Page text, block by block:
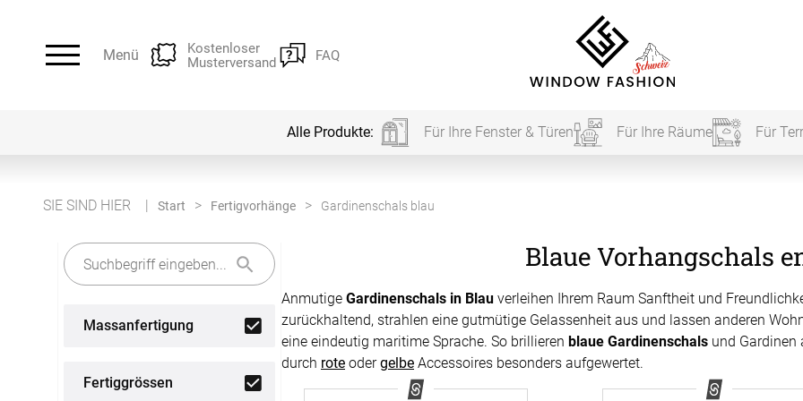
Menü
Kostenloser
Musterversand
FAQ
Für Ihre Fenster & Türen
Plissee
Alle Plissees
Fertiggrössen
Rollo
Alle Rollos
Dachfenster Rollo
Alle Lamellen
Massanfertigung
Zubehör
Jalousien
Scheibengardinen
Alle Produkte: Für Ihre Fenster & Türen Für Ihre Räume Für
SIE SIND HIER Start Fertigvorhänge Gardinenschals blau
Massanfertigung
Fertiggrössen
Blaue Vorhangschals
Anmutige Gardinenschals in Blau verleihen Ihrem Raum Sanftheit und
zurückhaltend, strahlen eine gutmütige Gelassenheit aus und lassen anderen
eine eindeutig maritime Sprache. So brillieren blaue Gardinenschals und Gardinen
durch rote odergelbe Accessoires besonders aufgewertet.